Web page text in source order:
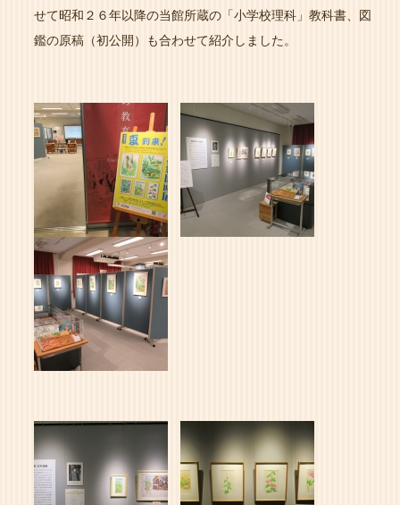
せて昭和２６年以降の当館所蔵の「小学校理科」教科書、図
鑑の原稿（初公開）も合わせて紹介しました。